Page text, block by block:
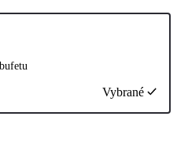
Vybrané